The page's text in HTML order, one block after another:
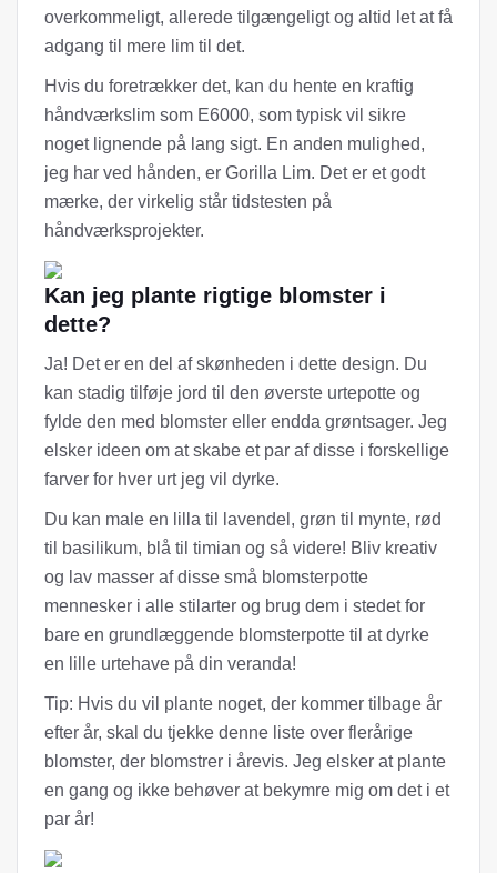
overkommeligt, allerede tilgængeligt og altid let at få
adgang til mere lim til det.
Hvis du foretrækker det, kan du hente en kraftig
håndværkslim som E6000, som typisk vil sikre
noget lignende på lang sigt. En anden mulighed,
jeg har ved hånden, er Gorilla Lim. Det er et godt
mærke, der virkelig står tidstesten på
håndværksprojekter.
Kan jeg plante rigtige blomster i
dette?
Ja! Det er en del af skønheden i dette design. Du
kan stadig tilføje jord til den øverste urtepotte og
fylde den med blomster eller endda grøntsager. Jeg
elsker ideen om at skabe et par af disse i forskellige
farver for hver urt jeg vil dyrke.
Du kan male en lilla til lavendel, grøn til mynte, rød
til basilikum, blå til timian og så videre! Bliv kreativ
og lav masser af disse små blomsterpotte
mennesker i alle stilarter og brug dem i stedet for
bare en grundlæggende blomsterpotte til at dyrke
en lille urtehave på din veranda!
Tip: Hvis du vil plante noget, der kommer tilbage år
efter år, skal du tjekke denne liste over flerårige
blomster, der blomstrer i årevis. Jeg elsker at plante
en gang og ikke behøver at bekymre mig om det i et
par år!